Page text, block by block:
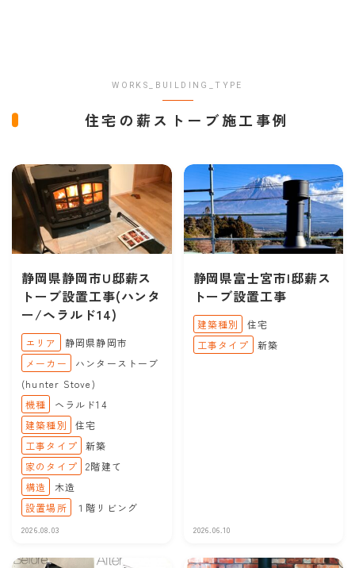
WORKS_BUILDING_TYPE
住宅の薪ストーブ施工事例
静岡県静岡市U邸薪ス
トーブ設置工事(ハンタ
ー/ヘラルド14)
2026.08.03
エリア
静岡県静岡市
メーカー
ハンターストーブ
(hunter Stove)
機種
ヘラルド14
建築種別
住宅
工事タイプ
新築
家のタイプ
2階建て
構造
木造
設置場所
１階リビング
静岡県富士宮市I邸薪ス
トーブ設置工事
2026.06.10
建築種別
住宅
工事タイプ
新築